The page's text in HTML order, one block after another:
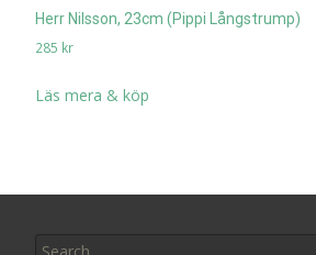
Herr Nilsson, 23cm (Pippi Långstrump)
285 kr
Läs mera & köp